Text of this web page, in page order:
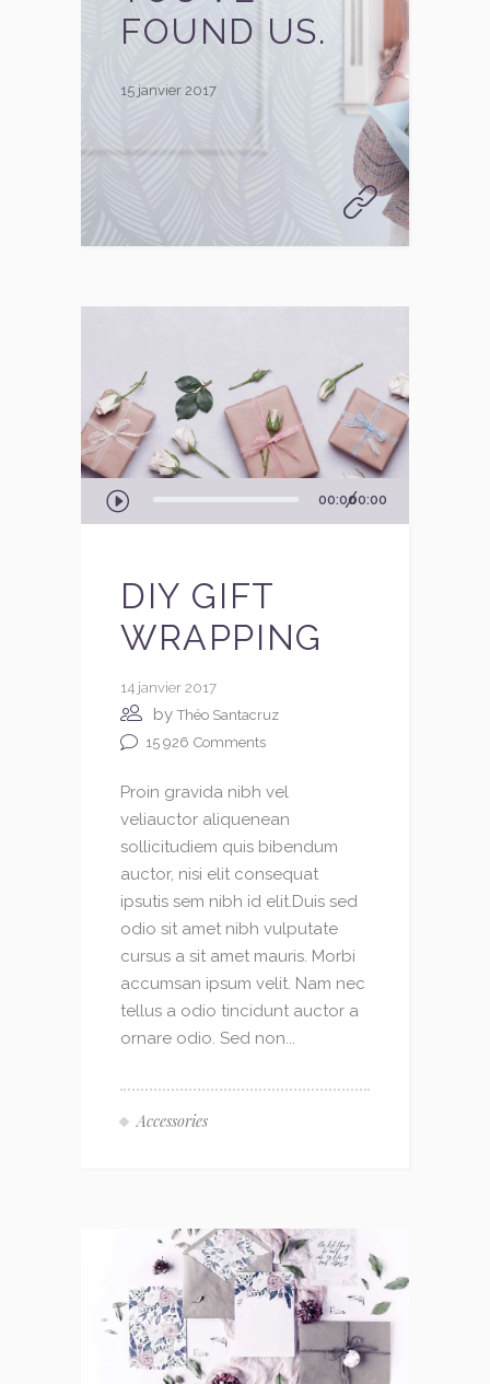
FOUND US.
15 janvier 2017
Lecteur
audio
00:0000:00
DIY GIFT
WRAPPING
14 janvier 2017
byThéo Santacruz
15 926 Comments
Proin gravida nibh vel
veliauctor aliquenean
sollicitudiem quis bibendum
auctor, nisi elit consequat
ipsutis sem nibh id elit.Duis sed
odio sit amet nibh vulputate
cursus a sit amet mauris. Morbi
accumsan ipsum velit. Nam nec
tellus a odio tincidunt auctor a
ornare odio. Sed non...
Accessories